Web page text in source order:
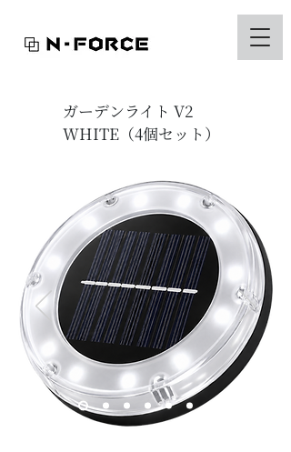
ガーデンライト V2
WHITE（4個セット）